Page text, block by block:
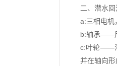
二、潜水
a:三相电机
b:轴承——
c:叶轮——
并在轴向